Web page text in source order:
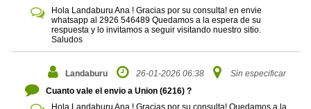
Hola Landaburu Ana ! Gracias por su consulta! en envie
whatsapp al 2926 546489 Quedamos a la espera de su
respuesta y lo invitamos a seguir visitando nuestro sitio.
Saludos
Landaburu 26-01-2026 06:38
Sin especificar
Cuanto vale el envio a Union (6216) ?
Hola Landaburu Ana ! Gracias por su consulta! Quedamos a la